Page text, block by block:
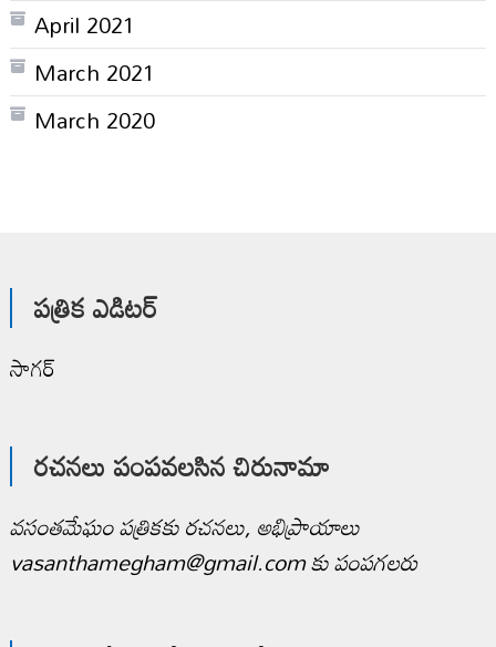
April 2021
March 2021
March 2020
పత్రిక ఎడిటర్
సాగర్
రచనలు పంపవలసిన చిరునామా
వసంతమేఘం పత్రికకు రచనలు, అభిప్రాయాలు
vasanthamegham@gmail.com కు పంపగలరు